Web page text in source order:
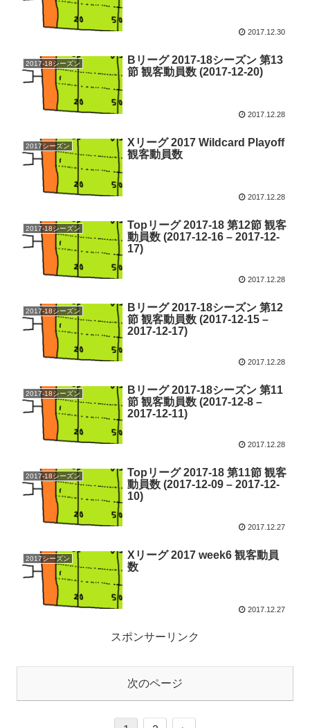
2017.12.30
2017-18シーズン
Bリーグ 2017-18シーズン 第13
節 観客動員数 (2017-12-20)
2017.12.28
2017シーズン
Xリーグ 2017 Wildcard Playoff
観客動員数
2017.12.28
2017-18シーズン
Topリーグ 2017-18 第12節 観客
動員数 (2017-12-16 – 2017-12-
17)
2017.12.28
2017-18シーズン
Bリーグ 2017-18シーズン 第12
節 観客動員数 (2017-12-15 –
2017-12-17)
2017.12.28
2017-18シーズン
Bリーグ 2017-18シーズン 第11
節 観客動員数 (2017-12-8 –
2017-12-11)
2017.12.28
2017-18シーズン
Topリーグ 2017-18 第11節 観客
動員数 (2017-12-09 – 2017-12-
10)
2017.12.27
2017シーズン
Xリーグ 2017 week6 観客動員
数
2017.12.27
スポンサーリンク
次のページ